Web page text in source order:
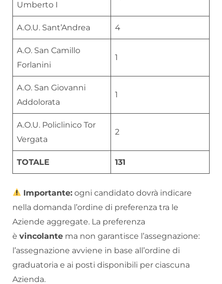
Umberto I
A.O.U. Sant’Andrea 4
A.O. San Camillo
Forlanini
1
A.O. San Giovanni
Addolorata
1
A.O.U. Policlinico Tor
Vergata
2
TOTALE 131
Importante: ogni candidato dovrà indicare
nella domanda l’ordine di preferenza tra le
Aziende aggregate. La preferenza
è vincolante ma non garantisce l’assegnazione:
l’assegnazione avviene in base all’ordine di
graduatoria e ai posti disponibili per ciascuna
Azienda.